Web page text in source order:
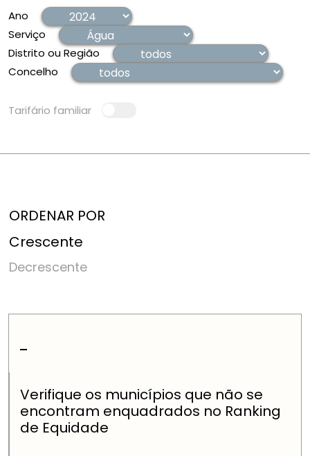
Ano
Serviço
Distrito ou Região
Concelho
Tarifário familiar
ORDENAR POR
Crescente
Decrescente
-
Verifique os municípios que não se
encontram enquadrados no Ranking
de Equidade